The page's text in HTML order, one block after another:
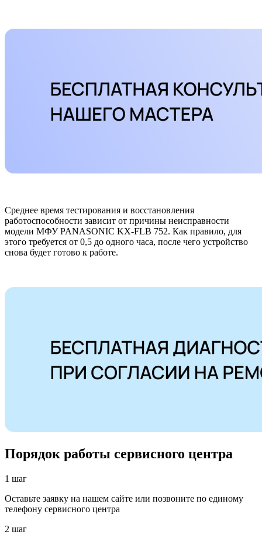
Среднее время тестирования и восстановления
работоспособности зависит от причины неисправности
модели МФУ PANASONIC KX-FLB 752. Как правило, для
этого требуется от 0,5 до одного часа, после чего устройство
снова будет готово к работе.
Порядок работы сервисного центра
1 шаг
Оставьте заявку на нашем сайте или позвоните по единому
телефону сервисного центра
2 шаг